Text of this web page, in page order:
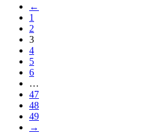
←
1
2
3
4
5
6
…
47
48
49
→